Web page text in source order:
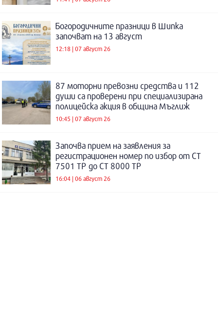
Богородичните празници в Шипка
започват на 13 август
12:18 | 07 август 26
87 моторни превозни средства и 112
души са проверени при специализирана
полицейска акция в община Мъглиж
10:45 | 07 август 26
Започва прием на заявления за
регистрационен номер по избор от СТ
7501 ТР до СТ 8000 ТР
16:04 | 06 август 26